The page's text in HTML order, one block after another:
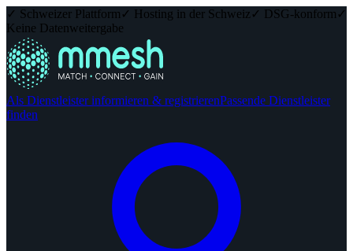
✓ Schweizer Plattform ✓ Hosting in der Schweiz ✓ DSG-konform ✓
Keine Datenweitergabe
Als Dienstleister informieren & registrierenPassende Dienstleister
finden